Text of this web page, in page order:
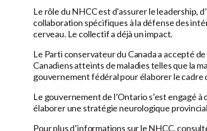
Le rôle du NHCC est d’assurer le leadership,
collaboration spécifiques à la défense des
cerveau. Le collectif a déjà un impact.
Le Parti conservateur du Canada a accepté
Canadiens atteints de maladies telles que la
gouvernement fédéral pour élaborer le cadre
Le gouvernement de l’Ontario s’est engagé
élaborer une stratégie neurologique
Pour plus d’informations sur le NHCC,